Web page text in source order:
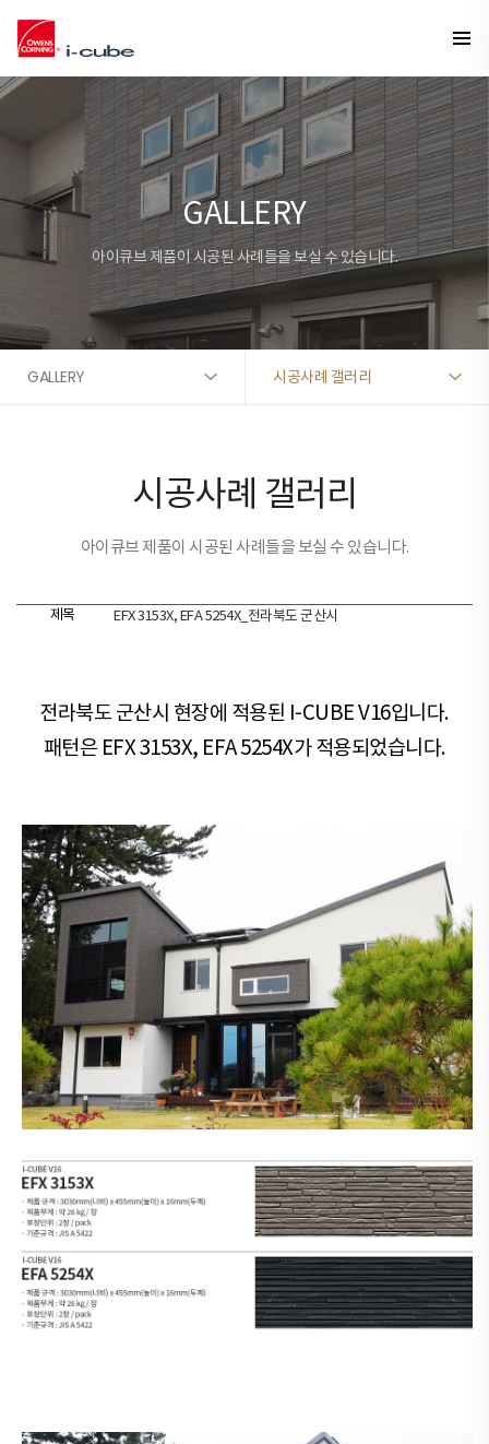
GALLERY
아이큐브 제품이 시공된 사례들을 보실 수 있습니다.
GALLERY 시공사례 갤러리
시공사례 갤러리
아이큐브 제품이 시공된 사례들을 보실 수 있습니다.
제목 EFX 3153X, EFA 5254X_전라북도 군산시
전라북도 군산시 현장​​에 적용된 I-CUBE V16입니다.
패턴은 EFX 3153X, EFA 5254X가 적용되었습니다.